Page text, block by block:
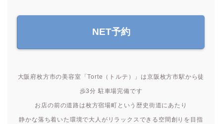
NET予約
大阪府枚方市の美容室「Torte（トルテ）」は京阪枚方市駅から徒
歩3分 駐車場完備です
お店の前の道路は枚方宿場町という歴史街道にあたり
静かな落ち着いた環境で大人がリラックスできる空間創りを目指